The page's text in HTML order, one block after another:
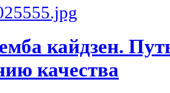
кайдзен.
качества